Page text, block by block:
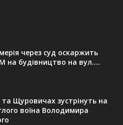
через суд оскаржить
на будівництво на вул....
та Щуровичах зустрінуть на
воїна Володимира